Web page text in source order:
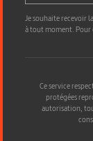
Je souhaite recevoir
à tout moment. Pour
Ce service
protégées
autorisation,